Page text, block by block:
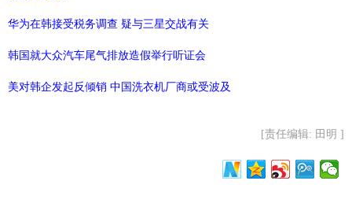
华为在韩接受税务调查 疑与三星交战有关
韩国就大众汽车尾气排放造假举行听证会
美对韩企发起反倾销 中国洗衣机厂商或受波及
[责任编辑: 田明 ]